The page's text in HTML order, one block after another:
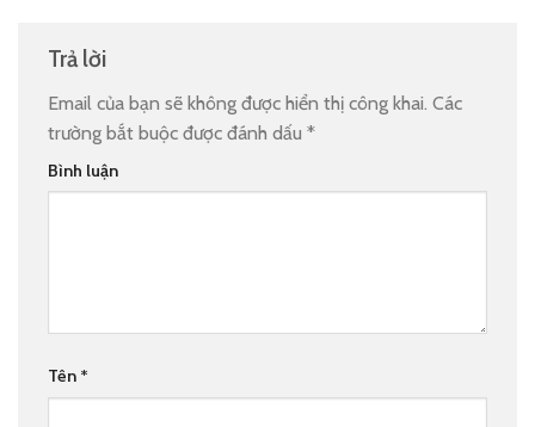
Trả lời
Email của bạn sẽ không được hiển thị công khai. Các
trường bắt buộc được đánh dấu *
Bình luận
Tên *